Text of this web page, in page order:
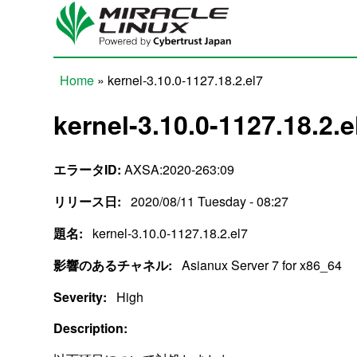
Skip to main content
Home » kernel-3.10.0-1127.18.2.el7
kernel-3.10.0-
エラータID: AXSA:2020-263:09
リリース日: 2020/08/11 Tuesday - 08:27
題名:
kernel-3.10.0-1127.18.2.el7
影響のあるチャネル: Asianux Server 7 for x86_64
Severity:
High
Description: